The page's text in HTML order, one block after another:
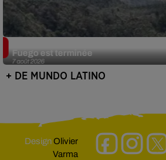
7 août 2026
Fuego est terminée
+ DE MUNDO LATINO
DesignOlivier
Varma